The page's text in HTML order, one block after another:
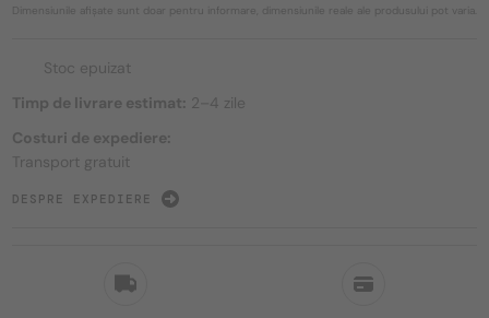
Dimensiunile afișate sunt doar pentru informare, dimensiunile reale ale produsului pot varia.
Stoc epuizat
Timp de livrare estimat: 2–4 zile
Costuri de expediere:
Transport gratuit
DESPRE EXPEDIERE